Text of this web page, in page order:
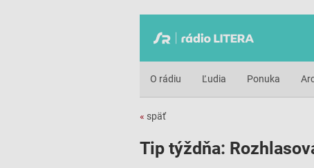
O rádiu Ľudia Ponuka
« späť
Tip týždňa: